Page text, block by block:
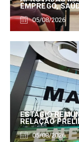
EMPREGO,
05/08/2026
ESTÁGIO
RELAÇÃO
05/08/2026